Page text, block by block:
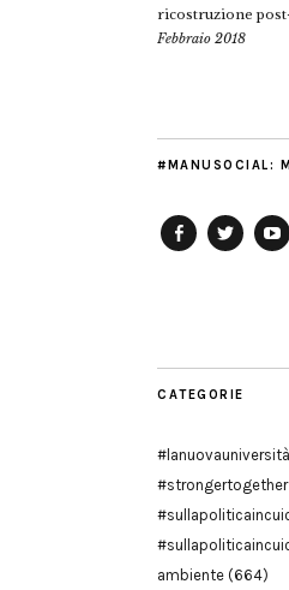
ricostruzione
Febbraio 2018
#MANUSOCIAL:
CATEGORIE
#lanuovauniversità
#strongertogether
ambiente (664)